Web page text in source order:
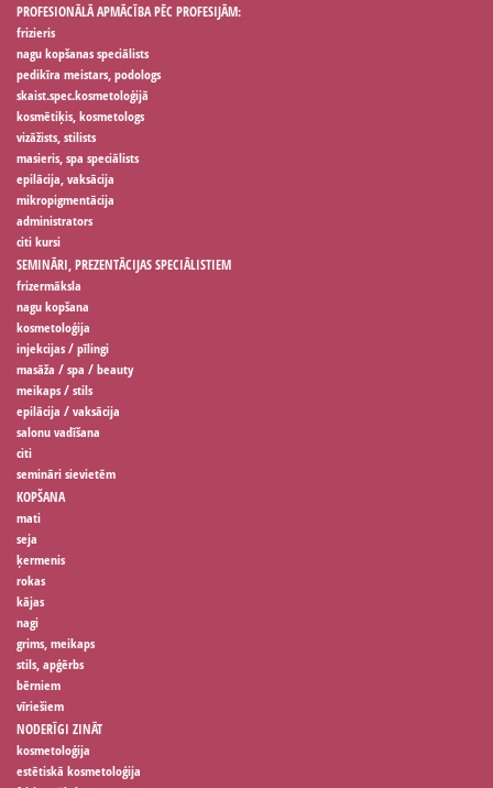
PROFESIONĀLĀ APMĀCĪBA PĒC PROFESIJĀM:
frizieris
nagu kopšanas speciālists
pedikīra meistars, podologs
skaist.spec.kosmetoloģijā
kosmētiķis, kosmetologs
vizāžists, stilists
masieris, spa speciālists
epilācija, vaksācija
mikropigmentācija
administrators
citi kursi
SEMINĀRI, PREZENTĀCIJAS SPECIĀLISTIEM
frizermāksla
nagu kopšana
kosmetoloģija
injekcijas / pīlingi
masāža / spa / beauty
meikaps / stils
epilācija / vaksācija
salonu vadīšana
citi
semināri sievietēm
KOPŠANA
mati
seja
ķermenis
rokas
kājas
nagi
grims, meikaps
stils, apģērbs
bērniem
vīriešiem
NODERĪGI ZINĀT
kosmetoloģija
estētiskā kosmetoloģija